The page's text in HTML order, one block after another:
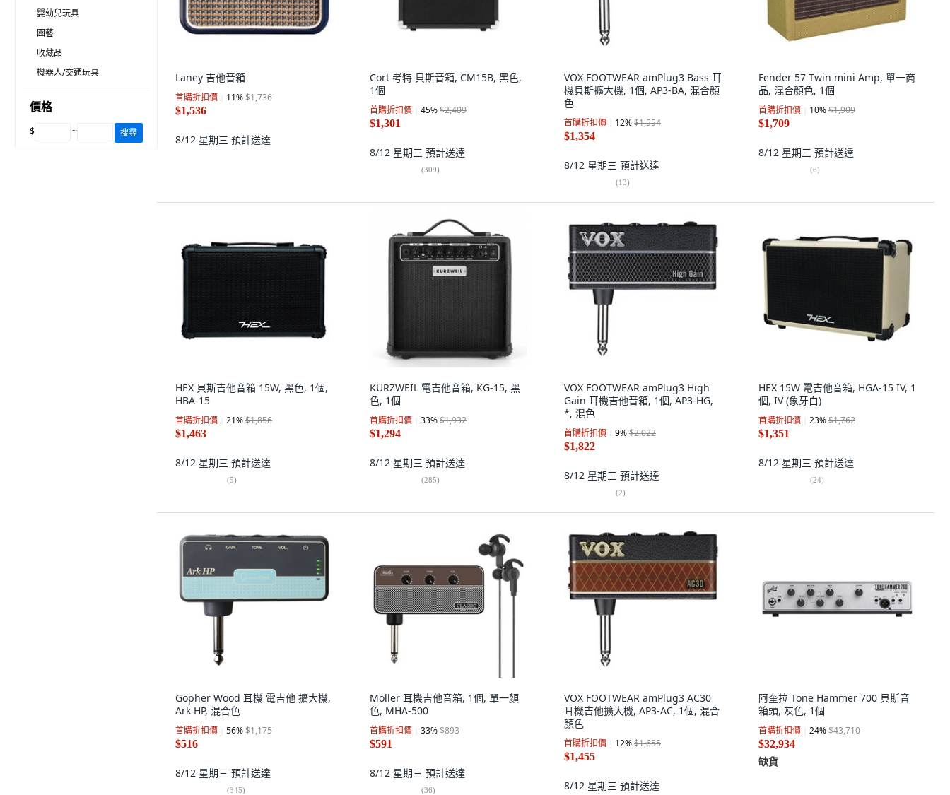
嬰幼兒玩具
園藝
收藏品
機器人/交通玩具
價格
$ ~ 搜尋
Laney 吉他音箱
首購折扣價 11%$1,736
$1,536
8/12 星期三 預計送達
Cort 考特 貝斯音箱, CM15B, 黑色,
1個
首購折扣價 45%$2,409
$1,301
8/12 星期三 預計送達
(309)
VOX FOOTWEAR amPlug3 Bass 耳
機貝斯擴大機, 1個, AP3-BA, 混合顏
色
首購折扣價 12%$1,554
$1,354
8/12 星期三 預計送達
(13)
Fender 57 Twin mini Amp, 單一商
品, 混合顏色, 1個
首購折扣價 10%$1,909
$1,709
8/12 星期三 預計送達
(6)
HEX 貝斯吉他音箱 15W, 黑色, 1個,
HBA-15
首購折扣價 21%$1,856
$1,463
8/12 星期三 預計送達
(5)
KURZWEIL 電吉他音箱, KG-15, 黑
色, 1個
首購折扣價 33%$1,932
$1,294
8/12 星期三 預計送達
(285)
VOX FOOTWEAR amPlug3 High
Gain 耳機吉他音箱, 1個, AP3-HG,
*, 混色
首購折扣價 9%$2,022
$1,822
8/12 星期三 預計送達
(2)
HEX 15W 電吉他音箱, HGA-15 IV, 1
個, IV (象牙白)
首購折扣價 23%$1,762
$1,351
8/12 星期三 預計送達
(24)
Gopher Wood 耳機 電吉他 擴大機,
Ark HP, 混合色
首購折扣價 56%$1,175
$516
8/12 星期三 預計送達
(345)
Moller 耳機吉他音箱, 1個, 單一顏
色, MHA-500
首購折扣價 33%$893
$591
8/12 星期三 預計送達
(36)
VOX FOOTWEAR amPlug3 AC30
耳機吉他擴大機, AP3-AC, 1個, 混合
顏色
首購折扣價 12%$1,655
$1,455
8/12 星期三 預計送達
阿奎拉 Tone Hammer 700 貝斯音
箱頭, 灰色, 1個
首購折扣價 24%$43,710
$32,934
缺貨